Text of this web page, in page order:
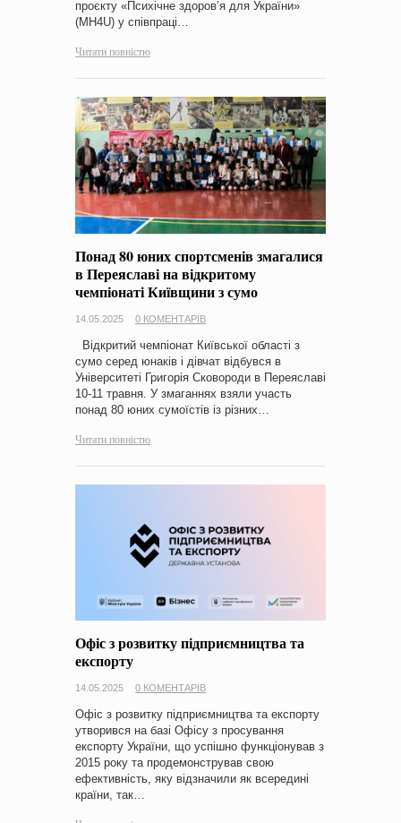
проєкту «Психічне здоров’я для України»
(MH4U) у співпраці…
Читати повністю
Понад 80 юних спортсменів змагалися
в Переяславі на відкритому
чемпіонаті Київщини з сумо
14.05.2025 0 КОМЕНТАРІВ
Відкритий чемпіонат Київської області з
сумо серед юнаків і дівчат відбувся в
Університеті Григорія Сковороди в Переяславі
10-11 травня. У змаганнях взяли участь
понад 80 юних сумоїстів із різних…
Читати повністю
Офіс з розвитку підприємництва та
експорту
14.05.2025 0 КОМЕНТАРІВ
Офіс з розвитку підприємництва та експорту
утворився на базі Офісу з просування
експорту України, що успішно функціонував з
2015 року та продемонстрував свою
ефективність, яку відзначили як всередині
країни, так…